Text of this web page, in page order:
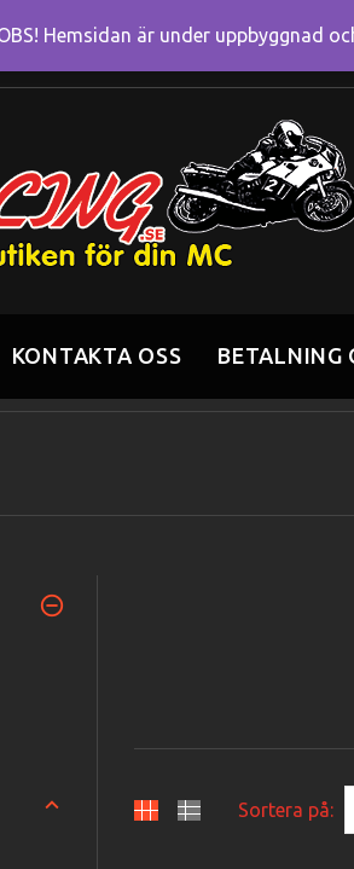
KONTAKTA OSS BETALNING
Sortera på:
Hemsidan är under uppbyggnad